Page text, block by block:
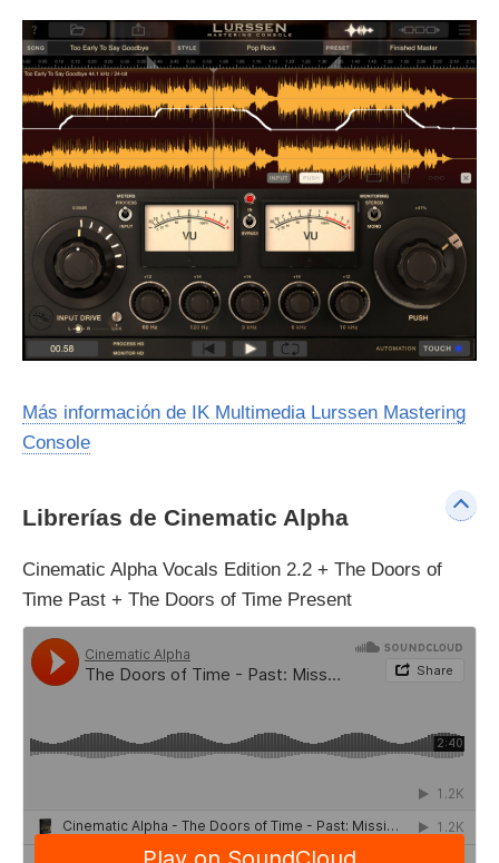
Más información de IK Multimedia Lurssen Mastering
Console
Librerías de Cinematic Alpha
Cinematic Alpha Vocals Edition 2.2 + The Doors of
Time Past + The Doors of Time Present